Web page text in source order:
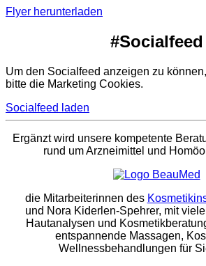
Flyer herunterladen
#Socialfeed
Um den Socialfeed anzeigen zu
bitte die Marketing Cookies.
Socialfeed laden
Ergänzt wird unsere kompetente
rund um Arzneimittel und
die Mitarbeiterinnen des
und Nora Kiderlen-Spehrer, mit
Hautanalysen und
entspannende Massagen,
Wellnessbehandlungen für